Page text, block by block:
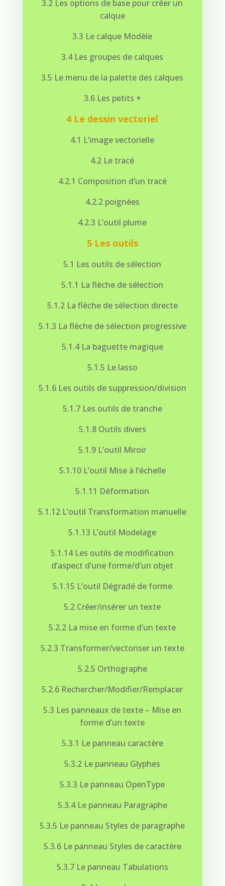
3.2 Les options de base pour créer un
calque
3.3 Le calque Modèle
3.4 Les groupes de calques
3.5 Le menu de la palette des calques
3.6 Les petits +
4 Le dessin vectoriel
4.1 L’image vectorielle
4.2 Le tracé
4.2.1 Composition d’un tracé
4.2.2 poignées
4.2.3 L’outil plume
5 Les outils
5.1 Les outils de sélection
5.1.1 La flèche de sélection
5.1.2 La flèche de sélection directe
5.1.3 La flèche de sélection progressive
5.1.4 La baguette magique
5.1.5 Le lasso
5.1.6 Les outils de suppression/division
5.1.7 Les outils de tranche
5.1.8 Outils divers
5.1.9 L’outil Miroir
5.1.10 L’outil Mise à l’échelle
5.1.11 Déformation
5.1.12 L’outil Transformation manuelle
5.1.13 L’outil Modelage
5.1.14 Les outils de modification
d’aspect d’une forme/d’un objet
5.1.15 L’outil Dégradé de forme
5.2 Créer/insérer un texte
5.2.2 La mise en forme d’un texte
5.2.3 Transformer/vectoriser un texte
5.2.5 Orthographe
5.2.6 Rechercher/Modifier/Remplacer
5.3 Les panneaux de texte – Mise en
forme d’un texte
5.3.1 Le panneau caractère
5.3.2 Le panneau Glyphes
5.3.3 Le panneau OpenType
5.3.4 Le panneau Paragraphe
5.3.5 Le panneau Styles de paragraphe
5.3.6 Le panneau Styles de caractère
5.3.7 Le panneau Tabulations